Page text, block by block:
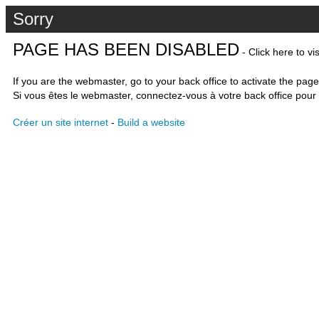
Sorry
PAGE HAS BEEN DISABLED - Click here to
If you are the webmaster, go to your back office to activate the
Si vous êtes le webmaster, connectez-vous à votre back office
Créer un site internet - Build a website